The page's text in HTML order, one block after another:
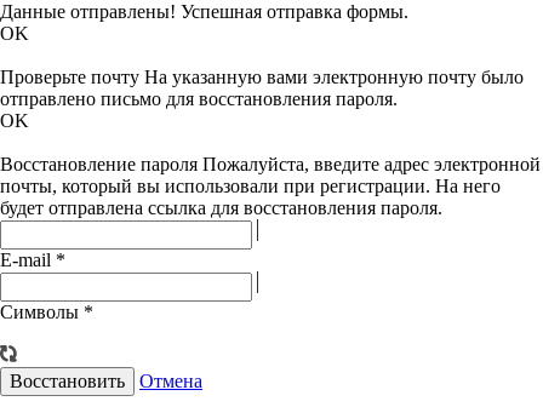
Данные отправлены! Успешная отправка формы.
OK
Проверьте почту На указанную вами электронную почту было
отправлено письмо для восстановления пароля.
OK
Восстановление пароля Пожалуйста, введите адрес электронной
почты, который вы использовали при регистрации. На него
будет отправлена ссылка для восстановления пароля.
E-mail *
Символы *
Восстановить Отмена